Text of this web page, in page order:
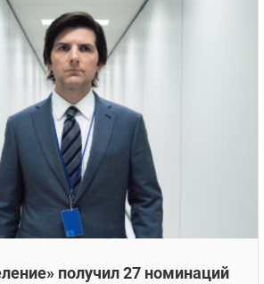
получил 27 номинаций